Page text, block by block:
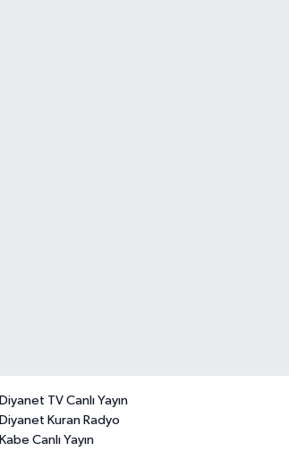
Diyanet TV Canlı Yayın
Diyanet Kuran Radyo
Kabe Canlı Yayın